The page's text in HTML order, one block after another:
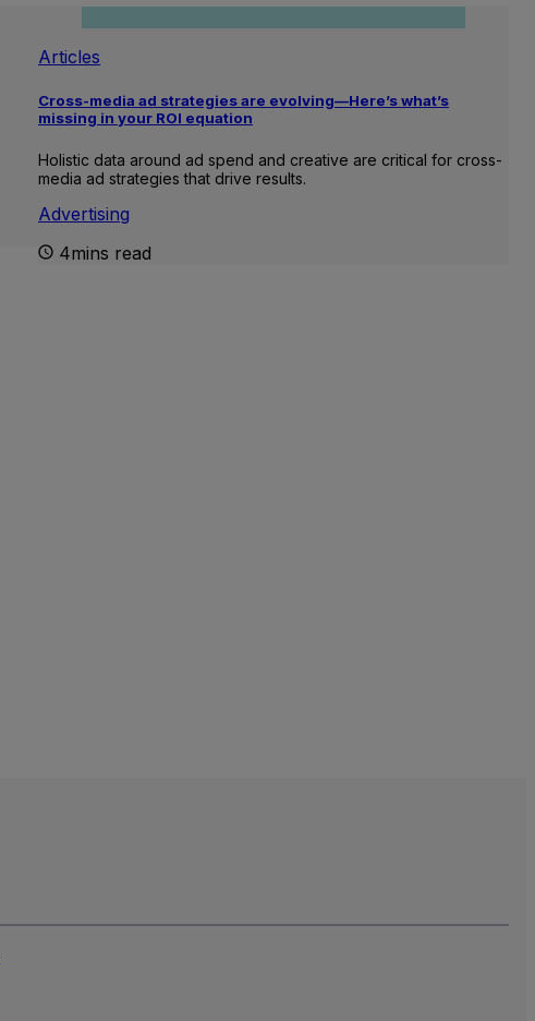
Articles
Cross-media ad strategies are evolving—Here’s what’s
missing in your ROI equation
Holistic data around ad spend and creative are critical for cross-
media ad strategies that drive results.
Advertising
4mins read